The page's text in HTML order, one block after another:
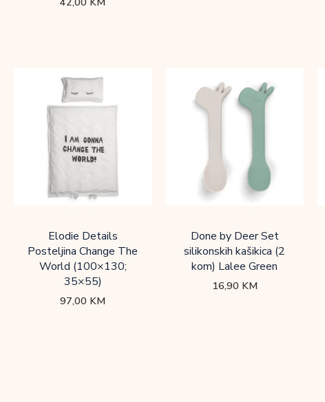
Elodie Details
Posteljina Change The
World (100×130;
35×55)
97,00 KM
Done by Deer Set
silikonskih kašikica (2
kom) Lalee Green
16,90 KM